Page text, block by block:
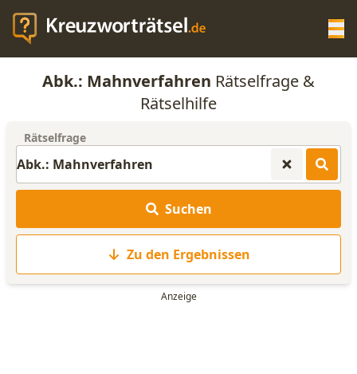
KREUZWORTRÄTSEL-HILFE
ANAGRAMM-GENERATOR
WORTLISTE
Abk.: Mahnverfahren Rätselfrage &
Rätselhilfe
Rätselfrage
Suchen
Zu den Ergebnissen